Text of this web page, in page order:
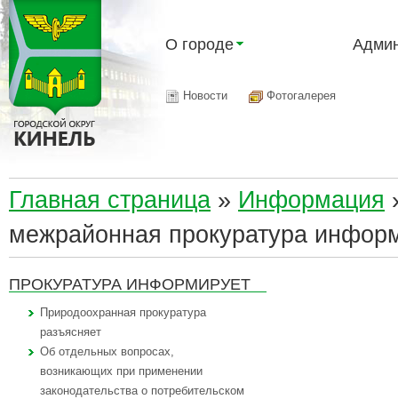
О городе
Новости Фотогалерея
Главная страница » Информация
межрайонная прокуратура
ПРОКУРАТУРА ИНФОРМИРУЕТ
Природоохранная прокуратура
разъясняет
Об отдельных вопросах,
возникающих при применении
законодательства о потребительском